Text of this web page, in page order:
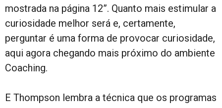
mostrada na página 12”. Quanto mais estimular a
curiosidade melhor será e, certamente,
perguntar é uma forma de provocar curiosidade,
aqui agora chegando mais próximo do ambiente
Coaching.
E Thompson lembra a técnica que os programas